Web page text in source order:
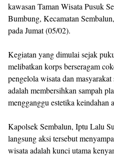
kawasan Taman Wisata Pusuk
Bumbung, Kecamatan
pada Jumat (05/02).
Kegiatan yang dimulai sejak
melibatkan korps berseragam
pengelola wisata dan
adalah membersihkan sampah
mengganggu estetika keindahan
Kapolsek Sembalun, Iptu Lalu
langsung aksi tersebut
wisata adalah kunci utama